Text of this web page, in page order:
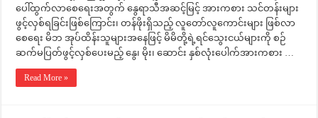
ပေါ်ထွက်လာစေရေးအတွက် နွေရာသီအဆင့်မြင့် အားကစား သင်တန်းများ
ဖွင့်လှစ်ရခြင်းဖြစ်‌ကြောင်း၊ တန်ဖိုးရှိသည့် လူတော်လူကောင်းများ ဖြစ်လာ
စေ‌ရေး မိဘ အုပ်ထိန်းသူများအနေဖြင့် မိမိတို့ရဲ့ရင်သွေးငယ်များကို စဉ်
ဆက်မပြတ်ဖွင့်လှစ်ပေးမည့် နွေ၊ မိုး၊ ဆောင်း နှစ်လုံးပေါက်အားကစား …
Read More »